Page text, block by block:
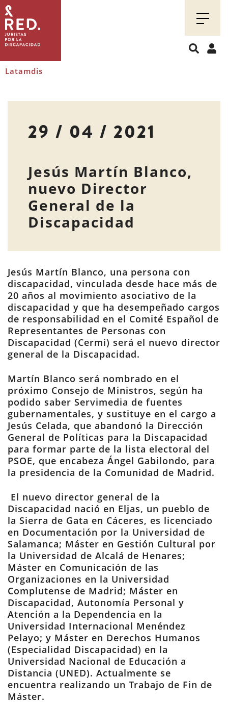
Juristas
por
la
discapacidad
Latamdis
29 / 04 / 2021
Jesús Martín Blanco,
nuevo Director
General de la
Discapacidad
Jesús Martín Blanco, una persona con
discapacidad, vinculada desde hace más de
20 años al movimiento asociativo de la
discapacidad y que ha desempeñado cargos
de responsabilidad en el Comité Español de
Representantes de Personas con
Discapacidad (Cermi) será el nuevo director
general de la Discapacidad.
Martín Blanco será nombrado en el
próximo Consejo de Ministros, según ha
podido saber Servimedia de fuentes
gubernamentales, y sustituye en el cargo a
Jesús Celada, que abandonó la Dirección
General de Políticas para la Discapacidad
para formar parte de la lista electoral del
PSOE, que encabeza Ángel Gabilondo, para
la presidencia de la Comunidad de Madrid.
El nuevo director general de la
Discapacidad nació en Eljas, un pueblo de
la Sierra de Gata en Cáceres, es licenciado
en Documentación por la Universidad de
Salamanca; Máster en Gestión Cultural por
la Universidad de Alcalá de Henares;
Máster en Comunicación de las
Organizaciones en la Universidad
Complutense de Madrid; Máster en
Discapacidad, Autonomía Personal y
Atención a la Dependencia en la
Universidad Internacional Menéndez
Pelayo; y Máster en Derechos Humanos
(Especialidad Discapacidad) en la
Universidad Nacional de Educación a
Distancia (UNED). Actualmente se
encuentra realizando un Trabajo de Fin de
Máster.